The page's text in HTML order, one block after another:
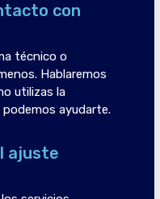
con
técnico o
Hablaremos
utilizas la
ayudarte.
ajuste